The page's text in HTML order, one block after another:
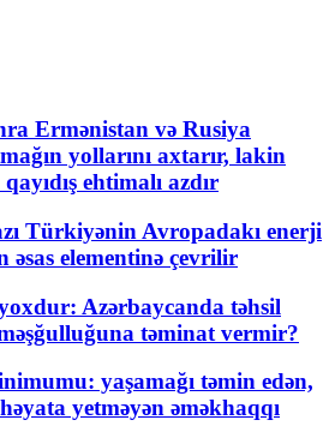
Ermənistan və Rusiya
yollarını axtarır, lakin
ehtimalı azdır
Türkiyənin Avropadakı enerji
əsas elementinə çevrilir
Azərbaycanda təhsil
təminat vermir?
yaşamağı təmin edən,
yetməyən əməkhaqqı